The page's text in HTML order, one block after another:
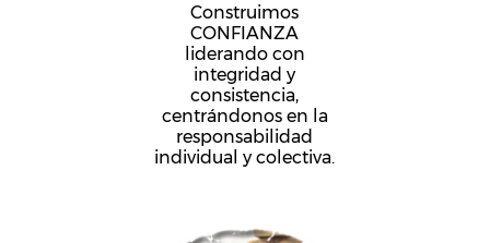
Construimos
CONFIANZA
liderando con
integridad y
consistencia,
centrándonos en la
responsabilidad
individual y colectiva.